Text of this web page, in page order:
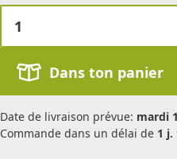
Dans ton panier
Date de livraison prévue: mardi
Commande dans un délai de 1 j.